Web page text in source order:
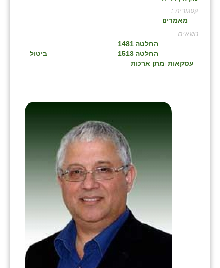
קטגוריה :
מאמרים
:
החלטה 1481
החלטה 1513
ביטול
עסקאות ומתן ארכות
בני ציון
בצרה